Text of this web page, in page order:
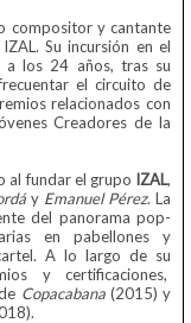
compositor y cantante
Su incursión en el
a los 24 años, tras su
el circuito de
relacionados con
Creadores de la
al fundar el grupo IZAL,
y Emanuel Pérez. La
del panorama pop-
en pabellones y
A lo largo de su
y certificaciones,
Copacabana(2015) y